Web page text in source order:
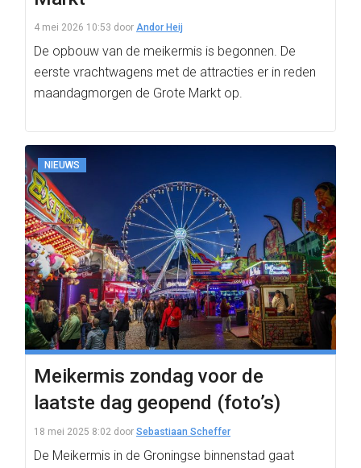
4 mei 2026 10:53 door Andor Heij
De opbouw van de meikermis is begonnen. De
eerste vrachtwagens met de attracties er in reden
maandagmorgen de Grote Markt op.
NIEUWS
Meikermis zondag voor de
laatste dag geopend (foto’s)
18 mei 2025 8:02 door Sebastiaan Scheffer
De Meikermis in de Groningse binnenstad gaat